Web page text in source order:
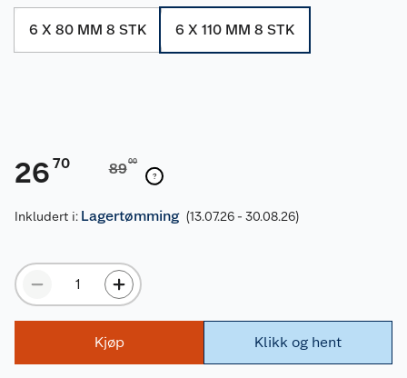
6 X 80 MM 8 STK 6 X 110 MM 8 STK
26 70 8900
Inkludert i: Lagertømming (13.07.26 - 30.08.26)
Kjøp Klikk og hent